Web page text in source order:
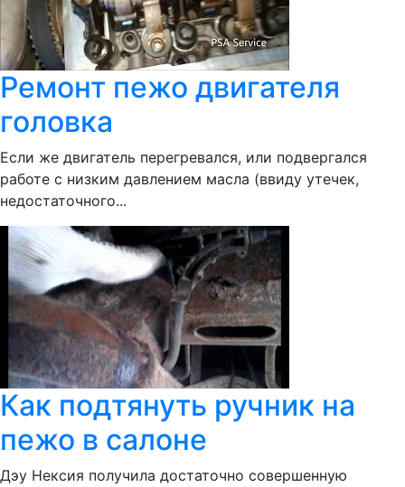
Ремонт пежо двигателя
головка
Если же двигатель перегревался, или подвергался
работе с низким давлением масла (ввиду утечек,
недостаточного...
Как подтянуть ручник на
пежо в салоне
Дэу Нексия получила достаточно совершенную